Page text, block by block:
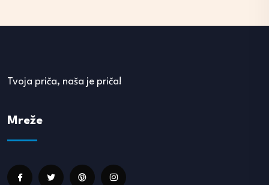
Tvoja priča, naša je priča!
Mreže